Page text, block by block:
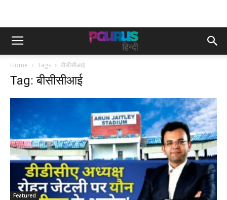
Home Tags बीसीसीआई
Tag: बीसीसीआई
Featured